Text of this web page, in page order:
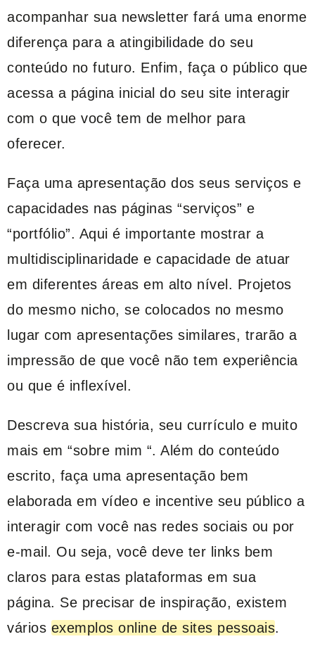
acompanhar sua newsletter fará uma enorme
diferença para a atingibilidade do seu
conteúdo no futuro. Enfim, faça o público que
acessa a página inicial do seu site interagir
com o que você tem de melhor para
oferecer.
Faça uma apresentação dos seus serviços e
capacidades nas páginas “serviços” e
“portfólio”. Aqui é importante mostrar a
multidisciplinaridade e capacidade de atuar
em diferentes áreas em alto nível. Projetos
do mesmo nicho, se colocados no mesmo
lugar com apresentações similares, trarão a
impressão de que você não tem experiência
ou que é inflexível.
Descreva sua história, seu currículo e muito
mais em “sobre mim “. Além do conteúdo
escrito, faça uma apresentação bem
elaborada em vídeo e incentive seu público a
interagir com você nas redes sociais ou por
e-mail. Ou seja, você deve ter links bem
claros para estas plataformas em sua
página. Se precisar de inspiração, existem
vários exemplos online de sites pessoais.